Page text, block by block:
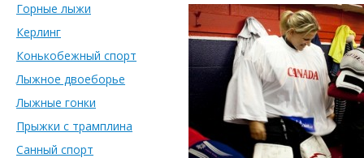
Горные лыжи
Керлинг
Конькобежный спорт
Лыжное двоеборье
Лыжные гонки
Прыжки с трамплина
Санный спорт